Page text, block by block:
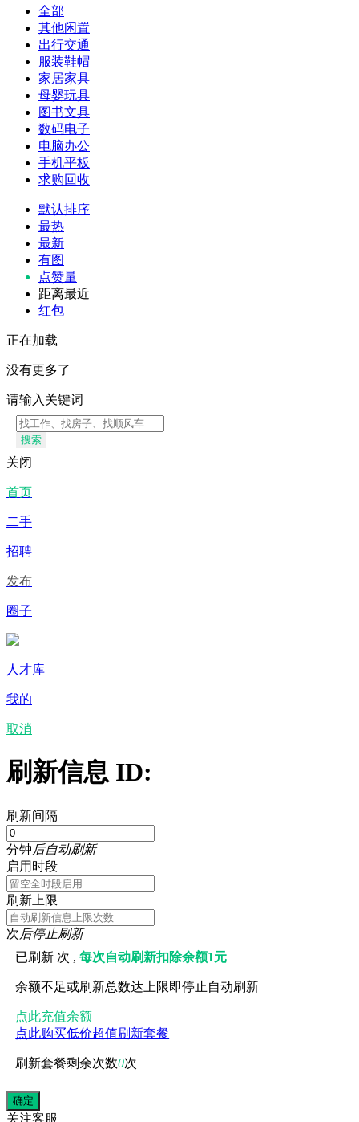
全部
其他闲置
出行交通
服装鞋帽
家居家具
母婴玩具
图书文具
数码电子
电脑办公
手机平板
求购回收
默认排序
最热
最新
有图
点赞量
距离最近
红包
正在加载
没有更多了
请输入关键词
搜索
关闭
首页
二手
招聘
发布
圈子
人才库
我的
取消
刷新信息 ID:
刷新间隔
分钟后自动刷新
启用时段
刷新上限
次后停止刷新
已刷新 次 ,每次自动刷新扣除余额1元
余额不足或刷新总数达上限即停止自动刷新
点此充值余额
点此购买低价超值刷新套餐
刷新套餐剩余次数0次
关注客服